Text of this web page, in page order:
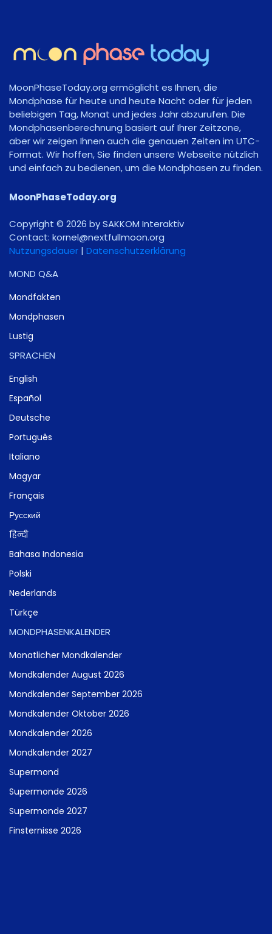
MoonPhaseToday.org ermöglicht es Ihnen, die
Mondphase für heute und heute Nacht oder für jeden
beliebigen Tag, Monat und jedes Jahr abzurufen. Die
Mondphasenberechnung basiert auf Ihrer Zeitzone,
aber wir zeigen Ihnen auch die genauen Zeiten im UTC-
Format. Wir hoffen, Sie finden unsere Webseite nützlich
und einfach zu bedienen, um die Mondphasen zu finden.
MoonPhaseToday.org
Copyright © 2026 by SAKKOM Interaktiv
Contact: gro.noomlluftxen@lenrok
Nutzungsdauer | Datenschutzerklärung
MOND Q&A
Mondfakten
Mondphasen
Lustig
SPRACHEN
English
Español
Deutsche
Português
Italiano
Magyar
Français
Русский
हिन्दी
Bahasa Indonesia
Polski
Nederlands
Türkçe
MONDPHASENKALENDER
Monatlicher Mondkalender
Mondkalender August 2026
Mondkalender September 2026
Mondkalender Oktober 2026
Mondkalender 2026
Mondkalender 2027
Supermond
Supermonde 2026
Supermonde 2027
Finsternisse 2026